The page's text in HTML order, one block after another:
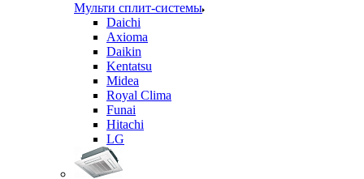
Мульти сплит-системы
Daichi
Axioma
Daikin
Kentatsu
Midea
Royal Clima
Funai
Hitachi
LG